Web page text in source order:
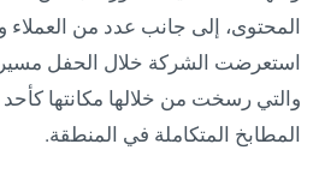
المحتوى، إلى جانب عدد من العملاء
استعرضت الشركة خلال الحفل
والتي رسخت من خلالها مكانتها
المطابخ المتكاملة في المنطقة.